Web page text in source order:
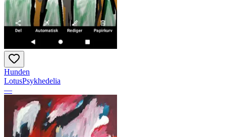
Hunden
LotusPsykhedelia
—